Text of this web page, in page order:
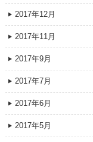
2017年12月
2017年11月
2017年9月
2017年7月
2017年6月
2017年5月